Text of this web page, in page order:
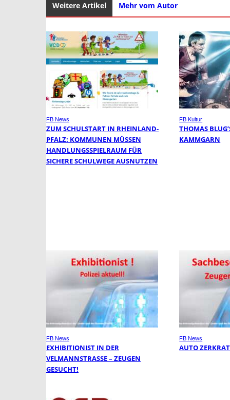
Weitere Artikel Mehr vom Autor
FB News
ZUM SCHULSTART IN RHEINLAND-
PFALZ: KOMMUNEN MÜSSEN
HANDLUNGSSPIELRAUM FÜR
SICHERE SCHULWEGE AUSNUTZEN
FB Kultur
THOMAS
KAMMGARN
FB News
EXHIBITIONIST IN DER
VELMANNSTRASSE – ZEUGEN G
ESUCHT!
FB News
AUTO